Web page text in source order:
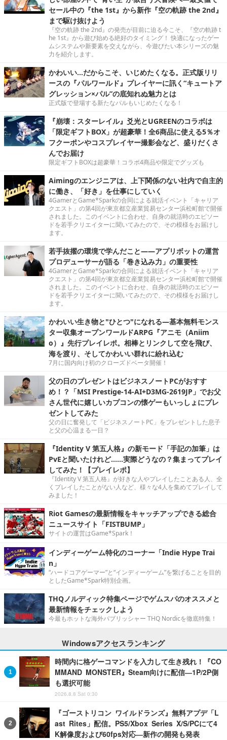
セール中の『the 1st』から新作『空の軌跡 the 2nd』
まで駆け抜けよう
『空の軌跡 the 2nd』の発売が目前に迫る今こそ、『空の軌跡 t
he 1st』から遊び始める絶好のタイミング！ 快適になったゲー
ムシステムや新要素を交えながら、今遊びたい本シリーズの魅
力を紹介します。
かわいい…だからこそ、いじめたくなる。正式版リリ
ースの『パルワールド』プレイヤーに訊く“キュートア
グレッション×パル”の底知れぬ魅力とは
正式版で登場する新たなパルもいじめたくなる！
『崩壊：スターレイル』爻光とUGREENのコラボは
「限定ギフトBOX」が超豪華！全6商品に使える5％オ
フクーポンやコスプレイヤー撮影会など、盛りだくさ
んでお届け
限定ギフトBOXは超豪華！コラボ4商品や限定でグッズも
Aimingのエンジニアは、上下関係のない社内で自主的
に働き、「好き」を仕事にしていく
4GamerとGame*Sparkの合同による就活イベント「キャリア
クエスト」の第4回が東京都立産業貿易センター浜松町館で開催
されました。このイベントに合わせ、自身の就活時のエピソー
ドを若手クリエイターに聞いてみたので、その模様をお届けし
ます。
若手抜擢の環境で学んだこと――アプリボットの運営
プロデューサーが語る「巻き込み力」の重要性
4GamerとGame*Sparkの合同による就活イベント「キャリア
クエスト」の第4回が東京都立産業貿易センター浜松町館で開催
されました。このイベントに合わせ、自身の就活時のエピソー
ドを若手クリエイターに聞いてみたので、その模様をお届けし
ます。
かわいい生き物と"ひとつ"になれる―基本無料モンス
ター収集オープンワールドARPG『アニモ（Aniim
o）』先行プレイレポ。相棒とリンクして空を飛び、
海を渡り、そしてかわいい群れに紛れ込む
7月に国内向け初のクローズドベータ開催！
父の日のプレゼントはビジネスノートPCがおすす
め！？「MSI Prestige-14-AI+D3MG-2619JP」でお父
さん世代に嬉しいカプコンの懐ゲーもいっしょにプレ
ゼントしてみた
父の日に奮発して「ビジネスノートPC」をプレゼントした息子
と父の心温まる一日？
『Identity V 第五人格』の新モード「手記の加筆」は
PvEと聞いたけれど……実際どうなの？集まってプレイ
してみた！【プレイレポ】
『Identity V 第五人格』が好きな人やプレイしたことある人、全
くプレイしたことがない人など、様々な4人を集めてプレイして
みました！
Riot Gamesの最新情報をキャッチアップできる総合
ニュースサイト「FISTBUMP」
サイトの運営はGame*Spark！
インディーゲーム特化のコーナー「Indie Hype Trai
n」
“ハードコアゲーマー”と“インディーゲーム”を繋げることを目的
としたGame*Spark特別企画。
THQノルディック特集ページでゲムスパのオススメと
最新情報をチェックしよう
今最もホットな海外パブリッシャー THQ Nordicを徹底特集！
Windowsアクセスランキング
時間内に格ゲーコマンドを入力して生き残れ！『CO
MMAND MONSTER』Steam向けに配信―1P/2P側
も選択可能
2026.8.8 Sat 0:30
『ゴーストリコン ワイルドランズ』無料アプデ「L
ast Rites」配信。PS5/Xbox Series X/S/PCにて4
K解像度および60fps対応―新作の開発も発表